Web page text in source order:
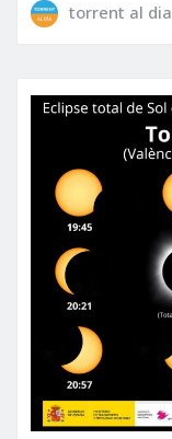
torrent al dia